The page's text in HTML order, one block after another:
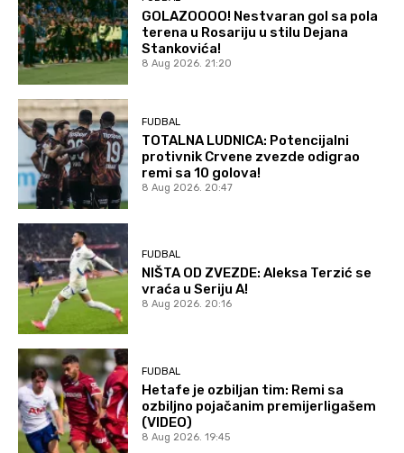
GOLAZOOOO! Nestvaran gol sa pola
terena u Rosariju u stilu Dejana
Stankovića!
8 Aug 2026. 21:20
FUDBAL
TOTALNA LUDNICA: Potencijalni
protivnik Crvene zvezde odigrao
remi sa 10 golova!
8 Aug 2026. 20:47
FUDBAL
NIŠTA OD ZVEZDE: Aleksa Terzić se
vraća u Seriju A!
8 Aug 2026. 20:16
FUDBAL
Hetafe je ozbiljan tim: Remi sa
ozbiljno pojačanim premijerligašem
(VIDEO)
8 Aug 2026. 19:45